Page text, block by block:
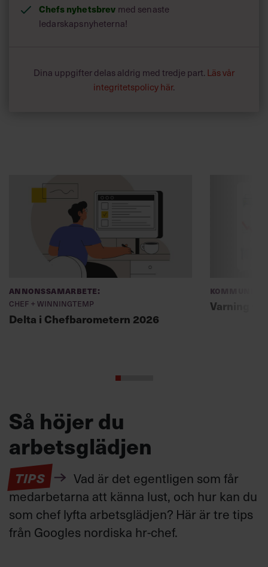
Chefs nyhetsbrev med senaste
ledarskapsnyheterna!
Dina uppgifter delas aldrig med tredje part. Läs vår
integritetspolicy här.
Annonssamarbete:
Chef + Winningtemp
Delta i Chefbarometern 2026
Varning
Så höjer du
arbetsglädjen
TIPS
Vad är det egentligen som får
medarbetarna att känna lust, och hur kan du
som chef lyfta arbetsglädjen? Här är tre tips
från Googles nordiska hr-chef.